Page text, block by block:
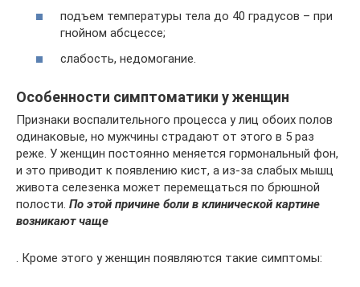
подъем температуры тела до 40 градусов – при
гнойном абсцессе;
слабость, недомогание.
Особенности симптоматики у женщин
Признаки воспалительного процесса у лиц обоих полов
одинаковые, но мужчины страдают от этого в 5 раз
реже. У женщин постоянно меняется гормональный фон,
и это приводит к появлению кист, а из-за слабых мышц
живота селезенка может перемещаться по брюшной
полости. По этой причине боли в клинической картине
возникают чаще
. Кроме этого у женщин появляются такие симптомы: